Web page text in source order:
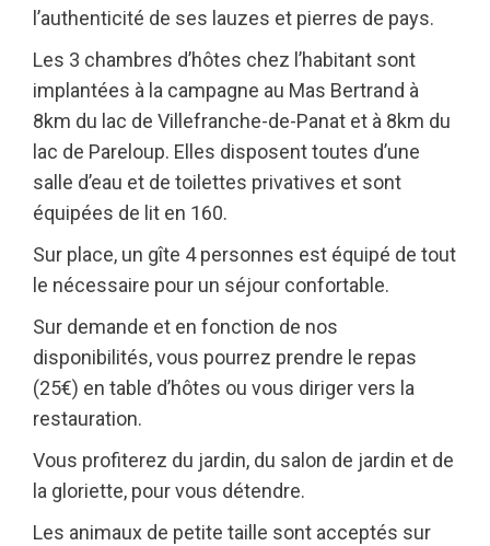
l’authenticité de ses lauzes et pierres de pays.
Les 3 chambres d’hôtes chez l’habitant sont
implantées à la campagne au Mas Bertrand à
8km du lac de Villefranche-de-Panat et à 8km du
lac de Pareloup. Elles disposent toutes d’une
salle d’eau et de toilettes privatives et sont
équipées de lit en 160.
Sur place, un gîte 4 personnes est équipé de tout
le nécessaire pour un séjour confortable.
Sur demande et en fonction de nos
disponibilités, vous pourrez prendre le repas
(25€) en table d’hôtes ou vous diriger vers la
restauration.
Vous profiterez du jardin, du salon de jardin et de
la gloriette, pour vous détendre.
Les animaux de petite taille sont acceptés sur